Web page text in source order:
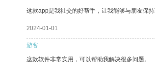
这款app是我社交的好帮手，让我能够与朋友保持
2024-01-01
游客
这款软件非常实用，可以帮助我解决很多问题。